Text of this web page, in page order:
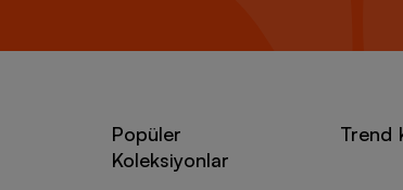
Popüler
Koleksiyonlar
Trend